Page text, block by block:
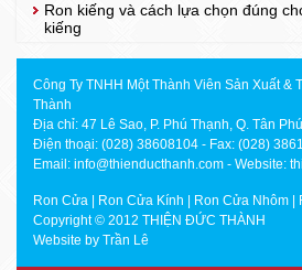
Ron kiếng và cách lựa chọn đúng
kiếng
Công Ty TNHH Một Thành Viên Sản Xuất
Thành
Địa chỉ: 47 Lê Sao, P. Phú Thạnh, Q. Tân
Điện thoại: (028) 38608104 - Fax: (028)
Email: info@thienducthanh.com - Website:
Ron Cửa Ron Cửa Kính Ron Cửa Nhôm
Copyright © 2012 THIỆN ĐỨC THÀNH
Website by Trần Lê